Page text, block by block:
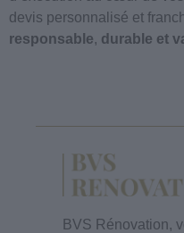
devis personnalisé et
responsable, durable et
BVS Rénovation,